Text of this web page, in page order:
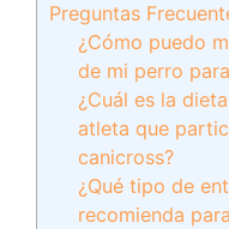
Preguntas
¿Cómo puedo
de mi perro
¿Cuál es la
atleta que
canicross?
¿Qué tipo de
recomienda